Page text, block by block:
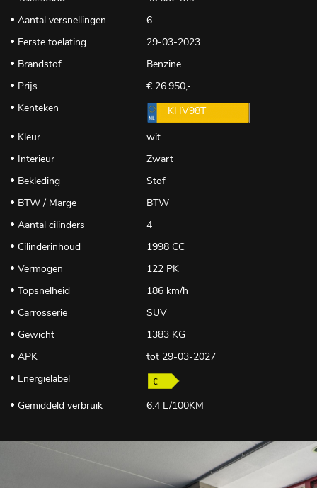
Aantal versnellingen
6
Eerste toelating
29-03-2023
Brandstof
Benzine
Prijs
€ 26.950,-
Kenteken
KHV98T
Kleur
wit
Interieur
Zwart
Bekleding
Stof
BTW / Marge
BTW
Aantal cilinders
4
Cilinderinhoud
1998 CC
Vermogen
122 PK
Topsnelheid
186 km/h
Carrosserie
SUV
Gewicht
1383 KG
APK
tot 29-03-2027
Energielabel
Gemiddeld verbruik
6.4 L/100KM